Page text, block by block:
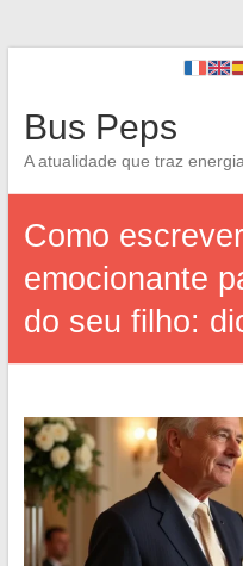
Bus Peps
A atualidade que traz energia
Como
emocionante
do seu filho: